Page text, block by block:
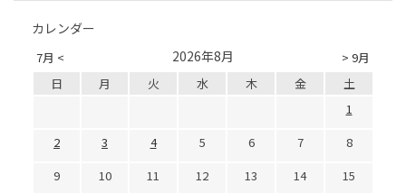
カレンダー
7月 < > 9月
2026年8月
日 月 火 水 木 金
土
1
2
3 4 5 6 7
8
9
10 11 12 13 14
15